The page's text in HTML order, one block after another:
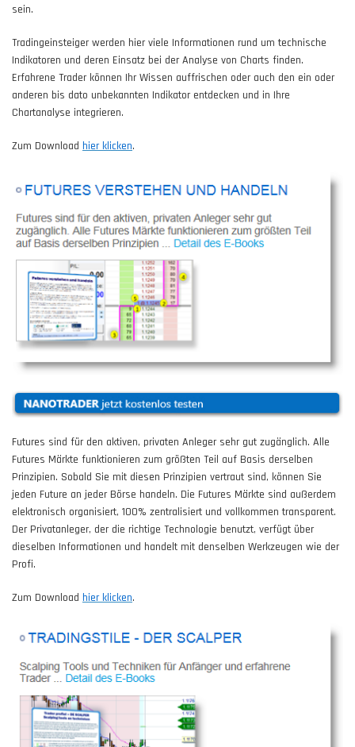
sein.
Tradingeinsteiger werden hier viele Informationen rund um technische
Indikatoren und deren Einsatz bei der Analyse von Charts finden.
Erfahrene Trader können Ihr Wissen auffrischen oder auch den ein oder
anderen bis dato unbekannten Indikator entdecken und in Ihre
Chartanalyse integrieren.
Zum Download hier klicken.
Futures sind für den aktiven, privaten Anleger sehr gut zugänglich. Alle
Futures Märkte funktionieren zum größten Teil auf Basis derselben
Prinzipien. Sobald Sie mit diesen Prinzipien vertraut sind, können Sie
jeden Future an jeder Börse handeln. Die Futures Märkte sind außerdem
elektronisch organisiert, 100% zentralisiert und vollkommen transparent.
Der Privatanleger, der die richtige Technologie benutzt, verfügt über
dieselben Informationen und handelt mit denselben Werkzeugen wie der
Profi.
Zum Download hier klicken.